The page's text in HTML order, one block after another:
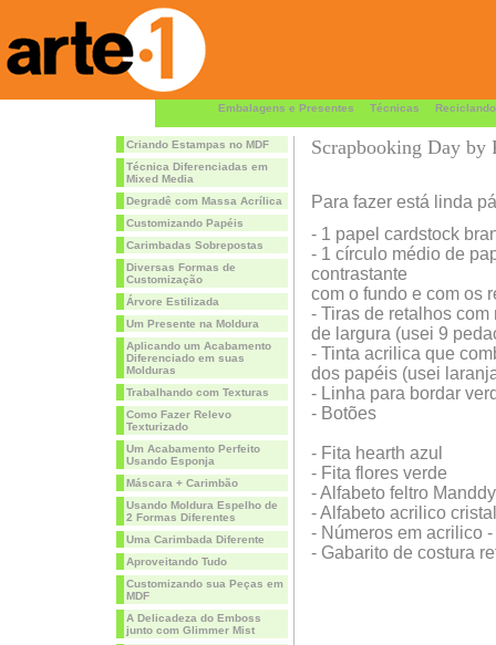
Embalagens e Presentes Técnicas Reciclando
Criando Estampas no MDF
Técnica Diferenciadas em
Mixed Media
Degradê com Massa Acrílica
Customizando Papéis
Carimbadas Sobrepostas
Diversas Formas de
Customização
Árvore Estilizada
Um Presente na Moldura
Aplicando um Acabamento
Diferenciado em suas
Molduras
Trabalhando com Texturas
Como Fazer Relevo
Texturizado
Um Acabamento Perfeito
Usando Esponja
Máscara + Carimbão
Usando Moldura Espelho de
2 Formas Diferentes
Uma Carimbada Diferente
Aproveitando Tudo
Customizando sua Peças em
MDF
A Delicadeza do Emboss
junto com Glimmer Mist
Scrapbooking Day by
Para fazer está linda
- 1 papel cardstock
- 1 círculo médio de
contrastante
com o fundo e com os
- Tiras de retalhos com
de largura (usei 9
- Tinta acrilica que
dos papéis (usei
- Linha para bordar
- Botões
- Fita hearth azul
- Fita flores verde
- Alfabeto feltro
- Alfabeto acrilico
- Números em acrilico
- Gabarito de costura